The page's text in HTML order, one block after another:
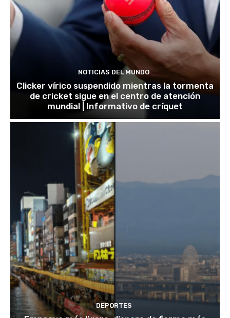
NOTICIAS DEL MUNDO
Clicker vírico suspendido mientras la tormenta
de cricket sigue en el centro de atención
mundial | Informativo de críquet
DEPORTES